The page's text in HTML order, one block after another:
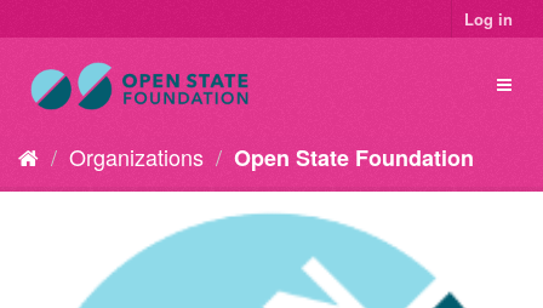
Log in
Organizations Open State Foundation